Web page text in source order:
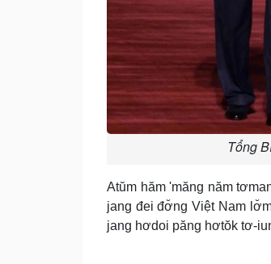
Tổng
Atŭm hăm 'măng năm
jang đei đơ̆ng Việt Nam
jang hơdoi păng hơtŏk tơ-